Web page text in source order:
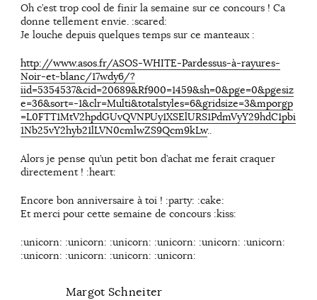
Oh c’est trop cool de finir la semaine sur ce concours ! Ca
donne tellement envie. :scared:
Je louche depuis quelques temps sur ce manteaux :
http://www.asos.fr/ASOS-WHITE-Pardessus-à-rayures-
Noir-et-blanc/17wdy6/?
iid=5354537&cid=20689&Rf900=1459&sh=0&pge=0&pgesiz
e=36&sort=-1&clr=Multi&totalstyles=6&gridsize=3&mporgp
=L0FTT1MtV2hpdGUvQVNPUy1XSElURS1PdmVyY29hdC1pbi
1Nb25vY2hyb21lLVN0cmlwZS9Qcm9kLw..
Alors je pense qu’un petit bon d’achat me ferait craquer
directement ! :heart:
Encore bon anniversaire à toi ! :party: :cake:
Et merci pour cette semaine de concours :kiss:
:unicorn: :unicorn: :unicorn: :unicorn: :unicorn: :unicorn:
:unicorn: :unicorn: :unicorn: :unicorn:
Margot Schneiter